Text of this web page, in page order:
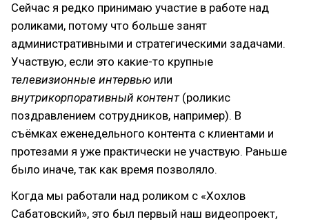
Сейчас я редко принимаю участие в работе над
роликами, потому что больше занят
административными и стратегическими задачами.
Участвую, если это какие-то крупные
телевизионные интервью или
внутрикорпоративный контент(роликис
поздравлением сотрудников, например). В
съёмках еженедельного контента с клиентами и
протезами я уже практически не участвую. Раньше
было иначе, так как время позволяло.
Когда мы работали над роликом с «Хохлов
Сабатовский», это был первый наш видеопроект,